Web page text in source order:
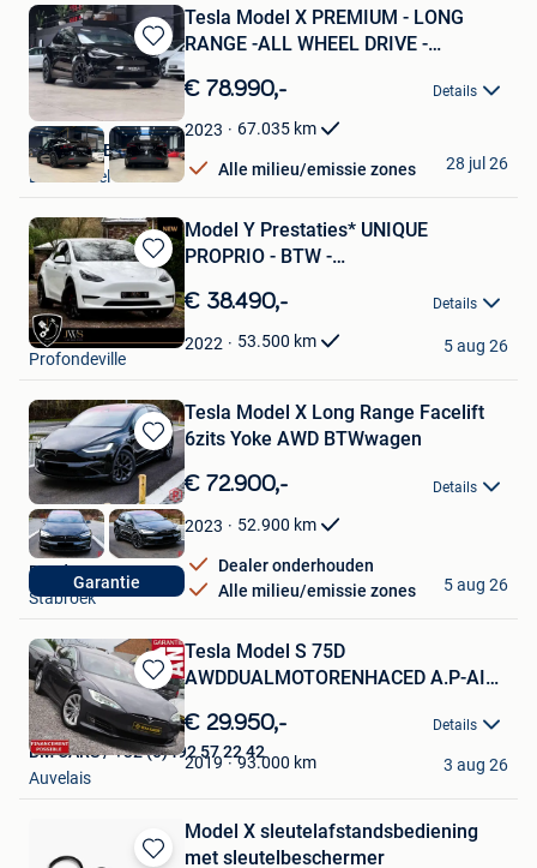
Bewaren
in
Mijn
Favorieten
Tesla Model X PREMIUM - LONG
RANGE -ALL WHEEL DRIVE -
€ 78.990,- Details
2023 67.035 km
Alle milieu/emissie zones
Nikola CVBA
Londerzeel
28 jul 26
Bewaren
in
Mijn
Favorieten
Model Y Prestaties* UNIQUE
PROPRIO - BTW -
€ 38.490,- Details
2022 53.500 km
JWS Automotive
Profondeville
5 aug 26
Bewaren
in
Mijn
Favorieten
Garantie
Tesla Model X Long Range Facelift
6zits Yoke AWD BTWwagen
€ 72.900,- Details
2023 52.900 km
Dealer onderhouden
Alle milieu/emissie zones
RoadCare
Stabroek
5 aug 26
Bewaren
in
Mijn
Favorieten
Tesla Model S 75D
AWDDUALMOTORENHACED A.P-AIR
€ 29.950,- Details
2019 93.000 km
BM CARS / +32 (0)492 57 22 42
Auvelais
3 aug 26
Model X sleutelafstandsbediening
met sleutelbeschermer